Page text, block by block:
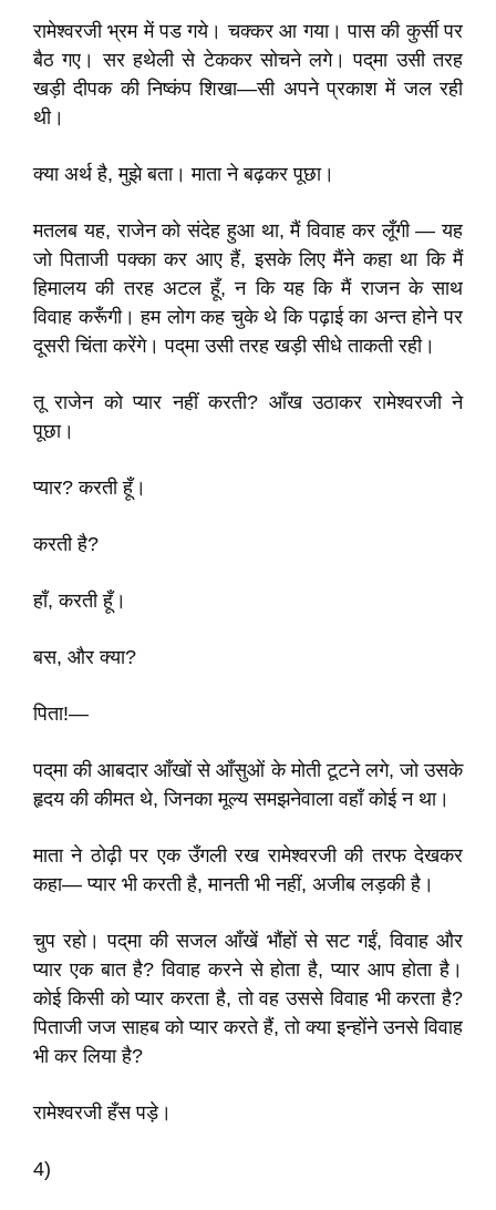
रामेश्वरजी भ्रम में पड गये। चक्कर आ गया। पास की कुर्सी पर
बैठ गए। सर हथेली से टेककर सोचने लगे। पद्‌मा उसी तरह
खड़ी दीपक की निष्कंप शिखा—सी अपने प्रकाश में जल रही
थी।
क्या अर्थ है, मुझे बता। माता ने बढ़कर पूछा।
मतलब यह, राजेन को संदेह हुआ था, मैं विवाह कर लूँगी — यह
जो पिताजी पक्का कर आए हैं, इसके लिए मैंने कहा था कि मैं
हिमालय की तरह अटल हूँ, न कि यह कि मैं राजन के साथ
विवाह करूँगी। हम लोग कह चुके थे कि पढ़ाई का अन्त होने पर
दूसरी चिंता करेंगे। पद्‌मा उसी तरह खड़ी सीधे ताकती रही।
तू राजेन को प्यार नहीं करती? आँख उठाकर रामेश्वरजी ने
पूछा।
प्यार? करती हूँ।
करती है?
हाँ, करती हूँ।
बस, और क्या?
पिता!—
पद्‌मा की आबदार आँखों से आँसुओं के मोती टूटने लगे, जो उसके
हृदय की कीमत थे, जिनका मूल्य समझनेवाला वहाँ कोई न था।
माता ने ठोढ़ी पर एक उँगली रख रामेश्वरजी की तरफ देखकर
कहा— प्यार भी करती है, मानती भी नहीं, अजीब लड़की है।
चुप रहो। पद्‌मा की सजल आँखें भौंहों से सट गईं, विवाह और
प्यार एक बात है? विवाह करने से होता है, प्यार आप होता है।
कोई किसी को प्यार करता है, तो वह उससे विवाह भी करता है?
पिताजी जज साहब को प्यार करते हैं, तो क्या इन्होंने उनसे विवाह
भी कर लिया है?
रामेश्वरजी हँस पड़े।
4)